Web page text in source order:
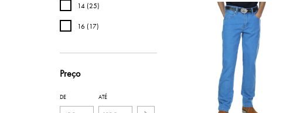
14 (25)
16 (17)
Preço
DE ATÉ